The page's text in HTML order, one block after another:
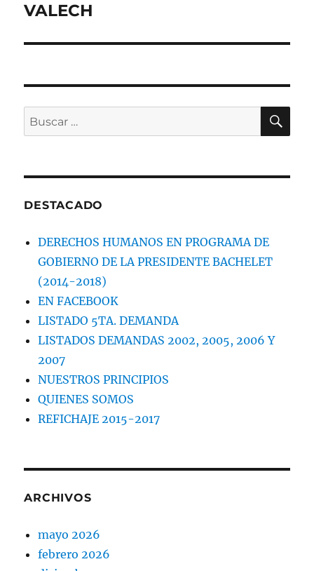
VALECH
Buscar
por:
DESTACADO
DERECHOS HUMANOS EN PROGRAMA DE
GOBIERNO DE LA PRESIDENTE BACHELET
(2014-2018)
EN FACEBOOK
LISTADO 5TA. DEMANDA
LISTADOS DEMANDAS 2002, 2005, 2006 Y
2007
NUESTROS PRINCIPIOS
QUIENES SOMOS
REFICHAJE 2015-2017
ARCHIVOS
mayo 2026
febrero 2026